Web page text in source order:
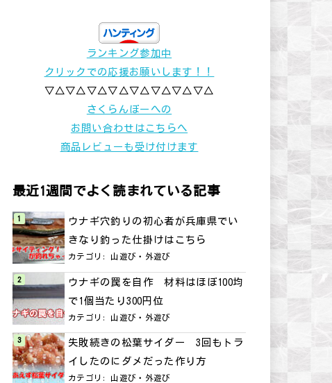
ランキング参加中
クリックでの応援お願いします！！
▽△▽△▽△▽△▽△▽△▽△▽△
さくらんぼーへの
お問い合わせはこちらへ
商品レビューも受け付けます
最近1週間でよく読まれている記事
ウナギ穴釣りの初心者が兵庫県でい
きなり釣った仕掛けはこちら
カテゴリ: 山遊び・外遊び
ウナギの罠を自作 材料はほぼ100均
で1個当たり300円位
カテゴリ: 山遊び・外遊び
失敗続きの松葉サイダー 3回もトラ
イしたのにダメだった作り方
カテゴリ: 山遊び・外遊び